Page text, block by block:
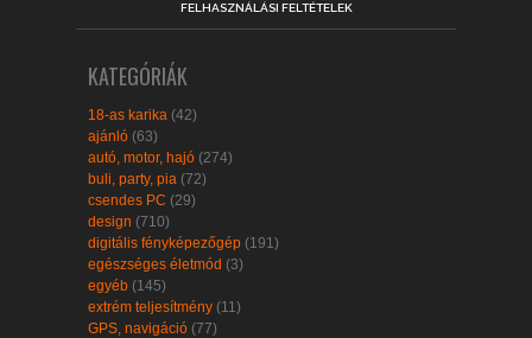
FELHASZNÁLÁSI FELTÉTELEK
KATEGÓRIÁK
18-as karika (42)
ajánló (63)
autó, motor, hajó (274)
buli, party, pia (72)
csendes PC (29)
design (710)
digitális fényképezőgép (191)
egészséges életmód (3)
egyéb (145)
extrém teljesítmény (11)
GPS, navigáció (77)